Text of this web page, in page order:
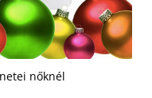
nőknél